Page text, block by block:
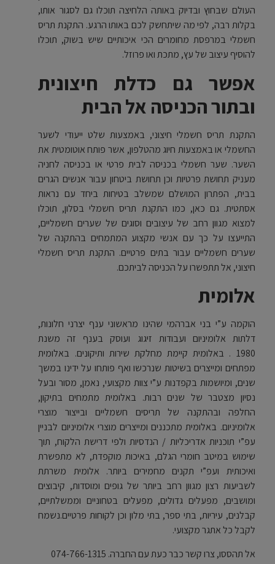
העולם שבחוץ ובדיוק באותה הלחיצה תוכלו גם לסגור אותו,
בקלות רבה, לפי מה שיתחשק לכם באותו הרגע. התקנת תריס
חשמלי במרפסת מחומרים הכי איכותיים שיש בשוק, תוכלו
להוסיף עיצוב של עץ, מתכת ואו פרוזל.
אפשר גם כדלת חיצונית
ובתור הכניסה אל הבית
התקנת תריס חשמלי חיצוני, באמצעות שלט ייעודי לשער
החשמלי או באמצעות חיוג מהטלפון, אשר פותח אוטומטית את
השער. שער חשמלי בכניסה לבית פרטי או בכניסה לחניה
מעניק תחושת פרטיות וכן תחושת ביטחון עבור אנשים הגרים
בבית, הפתרון המושלם שמשלב בטיחות ביחד עם נראות
אסתטית. גם כאן, כמו התקנת תריס חשמלי בסלון, תוכלו
למצוא מגוון רחב של עיצובים וסוגים של שערים חשמליים,
התייעצו על כך עם אנשי מקצוע המתמחים בהתקנה של
שערים חשמליים עבור בתים פרטיים. התקנת תריס חשמלי
חיצוני, אל תתפשרו על הכניסה לביתכם.
אלומית
הוקמה ע”י בני אברהמי שהינו מראשוני ענף יצרני חלונות,
דלתות אלומיניום ועבודות זיגוג ועוסק בענף זה משנת
1980
. באלומית קיימת מחלקת שירות ותיקונים. באלומית
מפתחים ומייצרים בשיטות שנרכשו ואף פותחו על ידינו במשך
שנים, ומיושמות בקפדנות ע”י צוות מקצועי, נאמן, מסור ובעל
נסיון מצטבר של שנים רבות. באלומית מתמחים בתיקון,
החלפה ובהתקנה של תריסים חשמליים ובייצור מוצרי
אלומיניום. באלומית מתכננים ומייצרים מוצרי אלומיניום לבניין
עפ”י תוכניות אדריכליות / הנדסיות ולפי דרישת הלקוח, תוך
שימוש במיטב חומרי הגלם, באיכות מוקפדת, לא מתפשרת
ואיכותית ועפ”י תקנים מחמירים ביותר.
אלומית משרתת
לשביעות רצון מגוון רחב ביותר של גופים ומוסדות, קיבוצים
ומושבים, מפעלים גדולים, מפעלים בטחוניים וממשלתיים,
קבלנים, עיריות, בתי ספר, בתי מלון וכן לקוחות פרטיים.נשמח
לקבל כל אתגר מקצועי.
אל תהססו, צרו קשר כבר כעת עם החברה. 074-766-1315